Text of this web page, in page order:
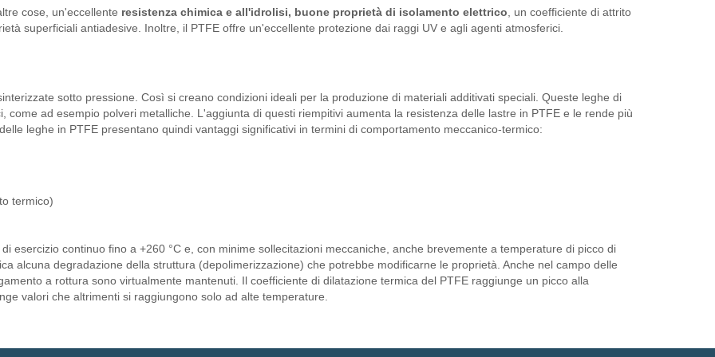
cose, un'eccellente resistenza chimica e all'idrolisi, buone proprietà di isolamento elettrico , un coefficiente di attrito
superficiali antiadesive. Inoltre, il PTFE offre un'eccellente protezione dai raggi UV e agli agenti atmosferici.
sotto pressione. Così si creano condizioni ideali per la produzione di materiali additivati speciali. Queste leghe di
come ad esempio polveri metalliche. L'aggiunta di questi riempitivi aumenta la resistenza delle lastre in PTFE e le rende più
leghe in PTFE presentano quindi vantaggi significativi in termini di comportamento meccanico-termico:
termico)
esercizio continuo fino a +260 °C e, con minime sollecitazioni meccaniche, anche brevemente a temperature di picco di
alcuna degradazione della struttura (depolimerizzazione) che potrebbe modificarne le proprietà. Anche nel campo delle
a rottura sono virtualmente mantenuti. Il coefficiente di dilatazione termica del PTFE raggiunge un picco alla
valori che altrimenti si raggiungono solo ad alte temperature.